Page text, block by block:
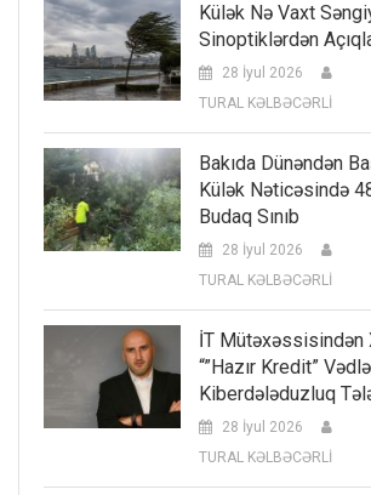
Külək Nə Vaxt
Sinoptiklərdən
28 İyul 2026
TURAL KƏLBƏCƏRLİ
Bakıda Dünəndən
Külək Nəticəsində
Budaq Sınıb
28 İyul 2026
TURAL KƏLBƏCƏRLİ
İT Mütəxəssisindən
“”Hazır Kredit”
Kiberdələduzluq
28 İyul 2026
TURAL KƏLBƏCƏRLİ